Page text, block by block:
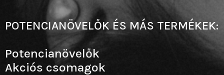
POTENCIANÖVELŐK ÉS MÁS TERMÉKEK:
Potencianövelők
Akciós csomagok